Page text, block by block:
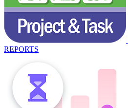
REPORTS